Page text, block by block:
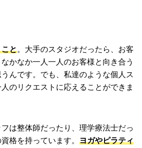
と。大手のスタジオだったら、お客
かなか一人一人のお客様と向き合う
んです。でも、私達のような個人ス
のリクエストに応えることができま
は整体師だったり、理学療法士だっ
格を持っています。 ヨガやピラティ